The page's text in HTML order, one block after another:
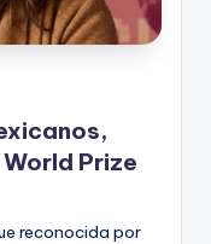
Prize
reconocida por